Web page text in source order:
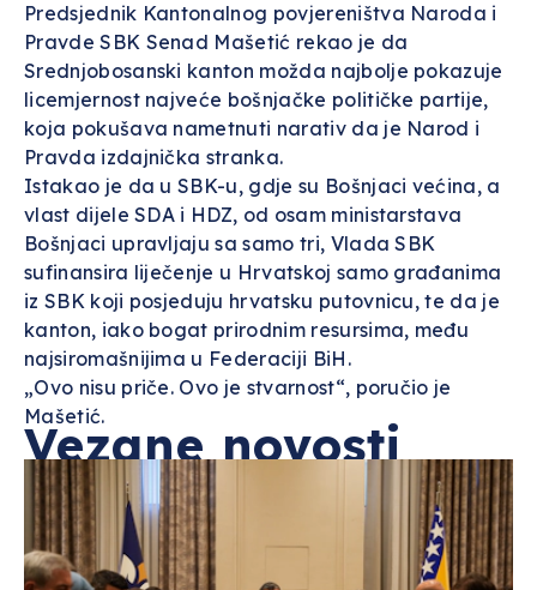
Predsjednik Kantonalnog povjereništva Naroda i
Pravde SBK Senad Mašetić rekao je da
Srednjobosanski kanton možda najbolje pokazuje
licemjernost najveće bošnjačke političke partije,
koja pokušava nametnuti narativ da je Narod i
Pravda izdajnička stranka.
Istakao je da u SBK-u, gdje su Bošnjaci većina, a
vlast dijele SDA i HDZ, od osam ministarstava
Bošnjaci upravljaju sa samo tri, Vlada SBK
sufinansira liječenje u Hrvatskoj samo građanima
iz SBK koji posjeduju hrvatsku putovnicu, te da je
kanton, iako bogat prirodnim resursima, među
najsiromašnijima u Federaciji BiH.
„Ovo nisu priče. Ovo je stvarnost“, poručio je
Mašetić.
Vezane novosti